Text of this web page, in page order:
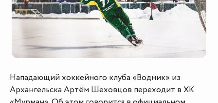
Нападающий хоккейного клуба «Водник» из
Архангельска Артём Шеховцов переходит в ХК